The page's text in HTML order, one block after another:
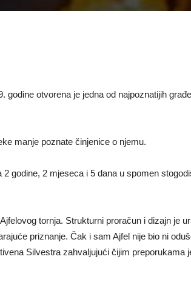
godine otvorena je jedna od najpoznatijih
manje poznate činjenice o njemu.
2 godine, 2 mjeseca i 5 dana u spomen
tornja. Strukturni proračun i dizajn je
priznanje. Čak i sam Ajfel nije bio ni
Silvestra zahvaljujući čijim preporukama